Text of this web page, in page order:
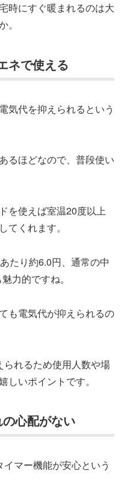
時にすぐ暖まれるのは大
ネで使える
気代を抑えられるという
るほどなので、普段使い
を使えば室温20度以上
てくれます。
たり約6.0円、通常の中
力的ですね。
も電気代が抑えられるの
れるため使用人数や場
しいポイントです。
心配がない
マー機能が安心という